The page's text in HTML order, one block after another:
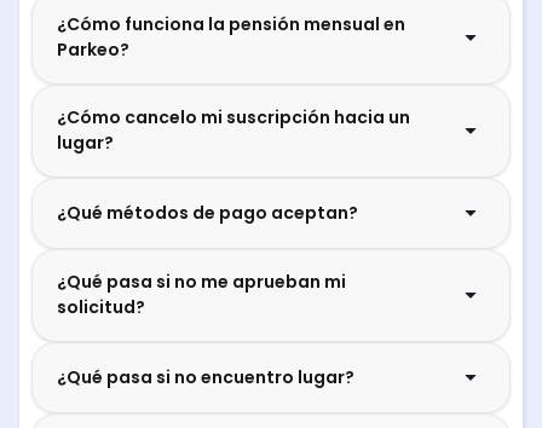
¿Cómo funciona la pensión mensual en
Parkeo?
¿Cómo cancelo mi suscripción hacia un
lugar?
¿Qué métodos de pago aceptan?
¿Qué pasa si no me aprueban mi
solicitud?
¿Qué pasa si no encuentro lugar?